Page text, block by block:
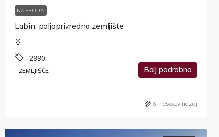
NA PRODAJ
Labin, poljoprivredno zemljište
2990
ZEMLJIŠČE Bolj podrobno
6 mesecev nazaj